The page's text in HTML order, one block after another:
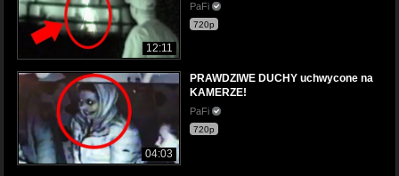
12:11
PaFi
720p
04:03
PRAWDZIWE DUCHY uchwycone na
KAMERZE!
PaFi
720p